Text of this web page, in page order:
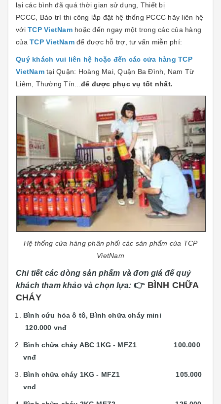
lại các bình đã quá thời gian sử dụng, Thiết bị
PCCC, Bảo trì thi công lắp đặt hệ thống PCCC hãy liên hệ
với TCP VietNamhoặc đến ngay một trong các của hàng
của TCP VietNamđể được hỗ trợ, tư vấn miễn phí:
Quý khách vui liên hệ hoặc đến các cửa hàng TCP
VietNamtại Quận: Hoàng Mai, Quận Ba Đình, Nam Từ
Liêm, Thường Tín... để được phục vụ tốt nhất.
Hệ thống cửa hàng phân phối các sản phẩm của TCP
VietNam
Chi tiết các dòng sản phẩm và đơn giá để quý
khách tham khảo và chọn lựa: 👉 BÌNH CHỮA
CHÁY
Bình cứu hỏa ô tô, Bình chữa cháy mini
120.000 vnđ
Bình chữa cháy ABC 1KG - MFZ1 100.000
vnđ
Bình chữa cháy 1KG - MFZ1 105.000
vnđ